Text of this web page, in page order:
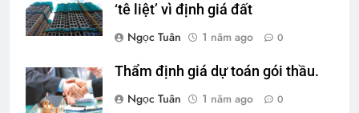
‘tê liệt’ vì định giá đất
Ngọc Tuân
1 năm ago 0
Thẩm định giá dự toán gói thầu.
Ngọc Tuân
1 năm ago 0